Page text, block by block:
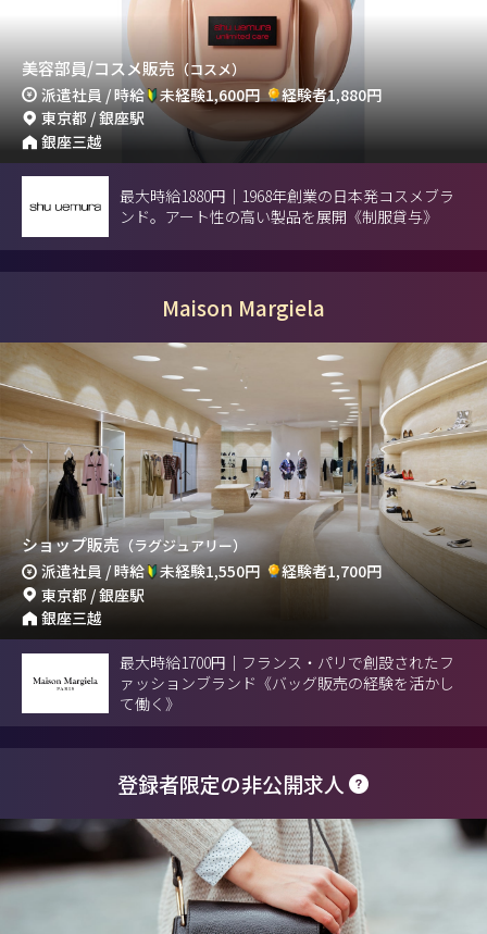
美容部員/コスメ販売 （コスメ）
派遣社員 / 時給 未経験1,600円
経験者1,880円
東京都 / 銀座駅
銀座三越
最大時給1880円｜1968年創業の日本発コスメブラ
ンド。アート性の高い製品を展開《制服貸与》
Maison Margiela
ショップ販売 （ラグジュアリー）
派遣社員 / 時給 未経験1,550円
経験者1,700円
東京都 / 銀座駅
銀座三越
最大時給1700円｜フランス・パリで創設されたフ
ァッションブランド《バッグ販売の経験を活かし
て働く》
登録者限定の非公開求人